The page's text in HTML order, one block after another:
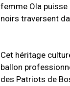
femme Ola
noirs traversent
Cet héritage
ballon
des Patriots de